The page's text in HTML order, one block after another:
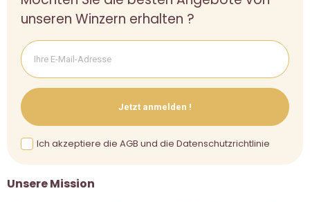
Unsere Mission
unseren Winzern erhalten ?
Jetzt anmelden !
Ich akzeptiere die AGB und die Datenschutzrichtlinie